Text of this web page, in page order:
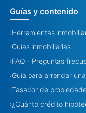
Guías y contenido
›Herramientas
›Guías inmobiliarias
›FAQ - Preguntas
›Guía para arrendar
›Tasador de
›¿Cuánto crédito